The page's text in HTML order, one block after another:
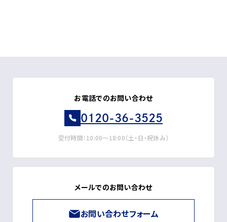
お電話でのお問い合わせ
0120-36-3525
受付時間：10:00～18:00（土・日・祝休み）
メールでのお問い合わせ
お問い合わせフォーム